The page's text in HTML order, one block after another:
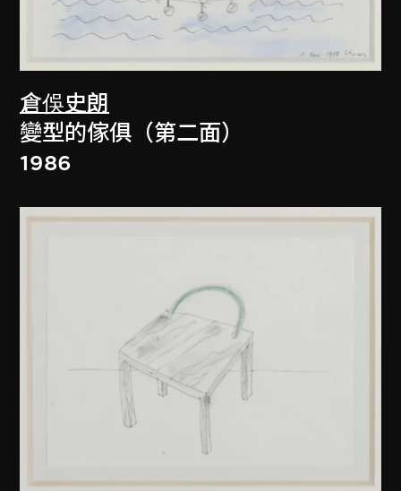
倉俁史朗
變型的傢俱（第二面）
1986